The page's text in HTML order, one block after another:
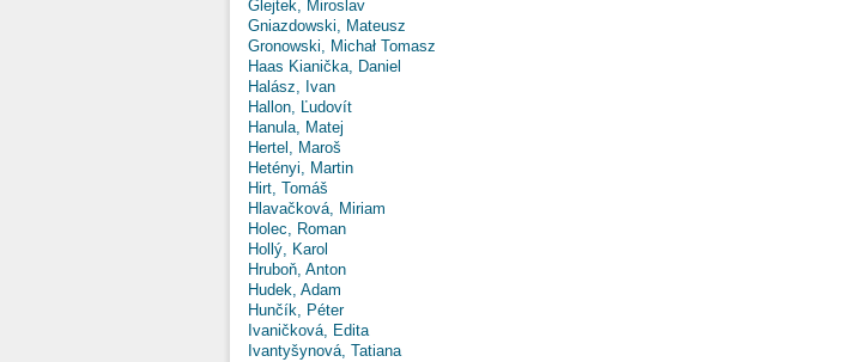
Glejtek, Miroslav
Gniazdowski, Mateusz
Gronowski, Michał Tomasz
Haas Kianička, Daniel
Halász, Ivan
Hallon, Ľudovít
Hanula, Matej
Hertel, Maroš
Hetényi, Martin
Hirt, Tomáš
Hlavačková, Miriam
Holec, Roman
Hollý, Karol
Hruboň, Anton
Hudek, Adam
Hunčík, Péter
Ivaničková, Edita
Ivantyšynová, Tatiana